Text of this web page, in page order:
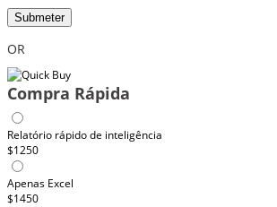
Submeter
OR
Compra Rápida
Relatório rápido de inteligência
$1250
Apenas Excel
$1450